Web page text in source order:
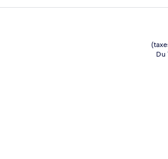
accès possible de 9 h à 22 h, parasols Du